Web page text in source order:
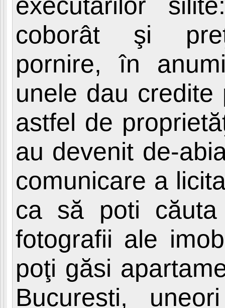
coborât şi
pornire, în
unele dau
astfel de
au devenit de-
comunicare a
ca să poti
fotografii ale
poţi găsi
Bucuresti,